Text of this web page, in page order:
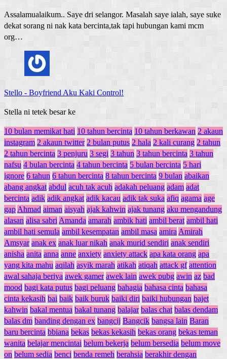
Assalamualaikum.. Saye dri selangor. Masalah saye ialah, saye suke
dekat sorang ni nak kata bercinta,tak tapi hubungan kami mcm
org…
Stello - Boyfriend Aku Kaki Control!
Stella ni tetek besar ke
10 bulan memikat hati 10 tahun bercinta 10 tahun berkawan 2 akaun
instagram 2 akaun twitter 2 bulan putus 2 hala 2 kali curang 2 tahun
2 tahun bercinta 3 penjuru 3 segi 3 tahun 3 tahun bercinta 3 tahun
nafsu 4 bulan bercinta 4 tahun bercinta 5 bulan bercinta 5 hari
ignore 6 tahun 6 tahun bercinta 8 tahun bercinta 9 bulan abaikan
abang angkat abdul acuh tak acuh adakah peluang adam adat
bercinta adik adik angkat adik kacau adik tak suka afiq agama age
gap Ahmad aiman aisyah ajak kahwin ajak tunang aku mengandung
alasan alisa sabri Amanda amarah ambik hati ambil berat ambil hati
ambil hati semula ambil kesempatan ambil masa amira Amirah
Amsyar anak ex anak luar nikah anak murid sendiri anak sendiri
anisha anita anna anne anxiety anxiety attack apa kata orang apa
yang kita mahu aqilah asyik marah atikah atiqah attack gf attention
awal sahaja beriya awek gamer awek lain awek pubg awin az bad
mood bagi kata putus bagi peluang bahagia bahasa cinta bahasa
cinta kekasih bai baik baik buruk baiki diri baiki hubungan bajet
kahwin bakal mentua bakal tunang balajar balas chat balas dendam
balas dm banding dengan ex bangcij Bangcik bangsa lain Baran
baru bercinta bbiana bekas bekas kekasih bekas orang bekas teman
wanita belajar mencintai belum bekerja belum bersedia belum move
on belum sedia benci benda remeh berahsia berakhir dengan